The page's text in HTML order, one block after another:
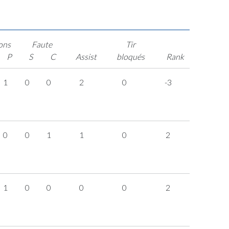
P
Faute
S
C Assist
Tir
bloqués
Rank
1 0 0 2 0 -3
0 0 1 1 0 2
1 0 0 0 0 2